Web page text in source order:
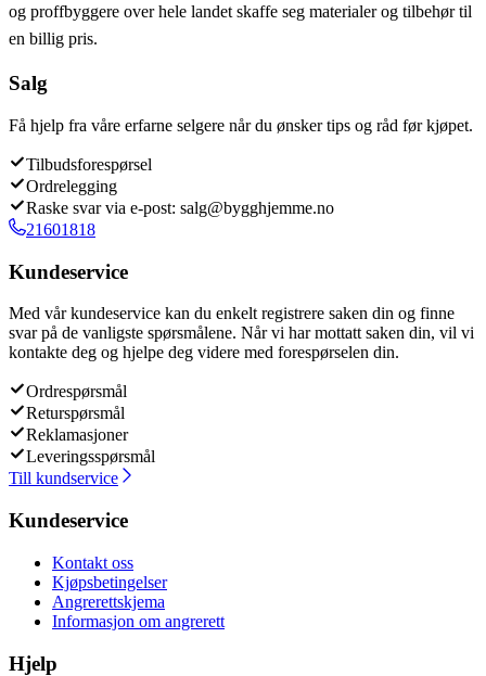
og proffbyggere over hele landet skaffe seg materialer og tilbehør til
en billig pris.
Salg
Få hjelp fra våre erfarne selgere når du ønsker tips og råd før kjøpet.
Tilbudsforespørsel
Ordrelegging
Raske svar via e-post: salg@bygghjemme.no
21601818
Kundeservice
Med vår kundeservice kan du enkelt registrere saken din og finne
svar på de vanligste spørsmålene. Når vi har mottatt saken din, vil vi
kontakte deg og hjelpe deg videre med forespørselen din.
Ordrespørsmål
Returspørsmål
Reklamasjoner
Leveringsspørsmål
Till kundservice
Kundeservice
Kontakt oss
Kjøpsbetingelser
Angrerettskjema
Informasjon om angrerett
Hjelp